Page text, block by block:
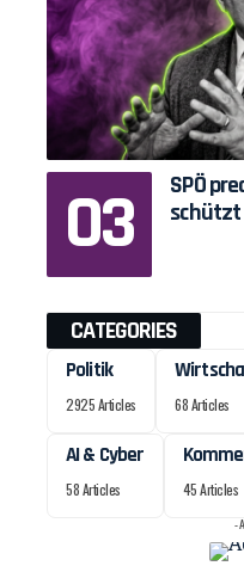
SPÖ
schützt
CATEGORIES
Politik
2925 Articles 68 Articles
AI & Cyber
58 Articles 45 Articles
-